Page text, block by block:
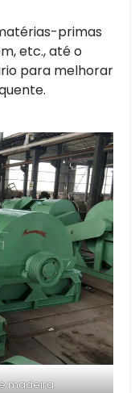
primas
etc., até o
para melhorar
madeira